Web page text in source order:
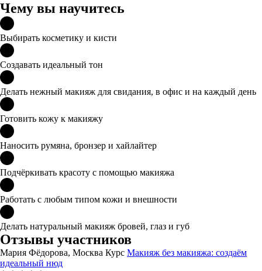
Чему вы научитесь
Выбирать косметику и кисти
Создавать идеальный тон
Делать нежный макияж для свидания, в офис и на каждый день
Готовить кожу к макияжу
Наносить румяна, бронзер и хайлайтер
Подчёркивать красоту с помощью макияжа
Работать с любым типом кожи и внешности
Делать натуральный макияж бровей, глаз и губ
Отзывы участников
Мария Фёдорова, Москва Курс Макияж без макияжа: создаём
идеальный нюд